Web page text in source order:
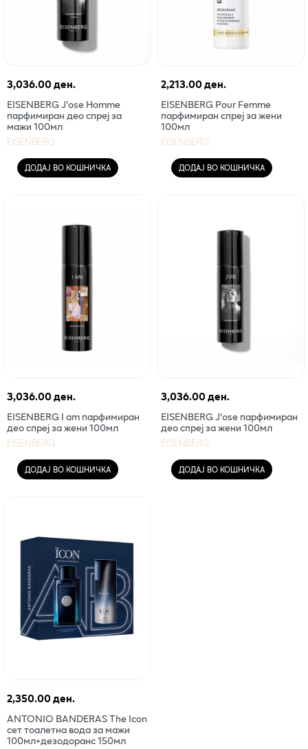
3,036.00 ден.
EISENBERG J'ose Homme
парфимиран део спреј за
мажи 100мл
EISENBERG
ДОДАЈ ВО КОШНИЧКА
2,213.00 ден.
EISENBERG Pour Femme
парфимиран спреј за жени
100мл
EISENBERG
ДОДАЈ ВО КОШНИЧКА
3,036.00 ден.
EISENBERG I am парфимиран
део спреј за жени 100мл
EISENBERG
ДОДАЈ ВО КОШНИЧКА
3,036.00 ден.
EISENBERG J'ose парфимиран
део спреј за жени 100мл
EISENBERG
ДОДАЈ ВО КОШНИЧКА
2,350.00 ден.
ANTONIO BANDERAS The Icon
сет тоалетна вода за мажи
100мл+дезодоранс 150мл